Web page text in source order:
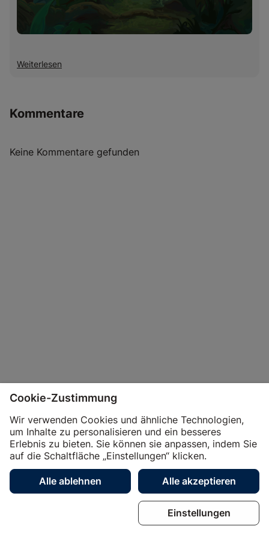
Weiterlesen
Kommentare
Keine Kommentare gefunden
Unternehmen
Shop
Magazin
Business
Dienstleistungen
Cookie-Zustimmung
Wir verwenden Cookies und ähnliche Technologien,
um Inhalte zu personalisieren und ein besseres
Erlebnis zu bieten. Sie können sie anpassen, indem Sie
auf die Schaltfläche „Einstellungen“ klicken.
Alle ablehnen Alle akzeptieren
Einstellungen